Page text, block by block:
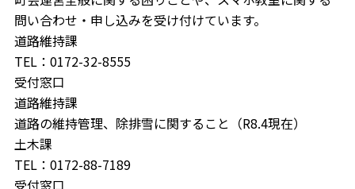
問い合わせ・申し込みを受け付けています。
道路維持課
TEL：0172-32-8555
受付窓口
道路維持課
道路の維持管理、除排雪に関すること（R8.4現在）
土木課
TEL：0172-88-7189